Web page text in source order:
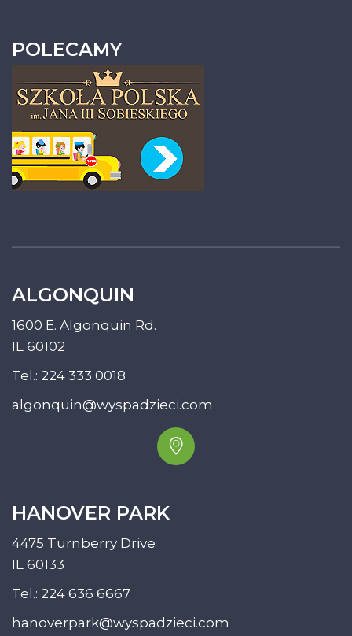
POLECAMY
ALGONQUIN
1600 E. Algonquin Rd.
IL 60102
Tel.: 224 333 0018
algonquin@wyspadzieci.com
HANOVER PARK
4475 Turnberry Drive
IL 60133
Tel.: 224 636 6667
hanoverpark@wyspadzieci.com